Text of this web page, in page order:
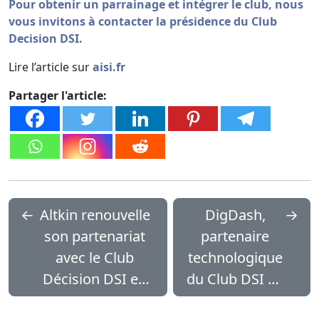
Pour obtenir un parrainage et intégrer le club, nous
vous invitons à contacter la présidence du Club
Decision DSI.
Lire l’article suraisi.fr
Partager l'article:
← Altkin renouvelle
son partenariat
avec le Club
Décision DSI en
2026
DigDash,
partenaire
technologique
du Club DSI en
2026
→